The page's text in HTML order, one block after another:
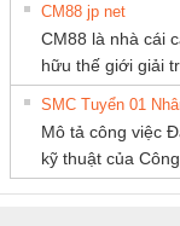
sát chuỗi
tấm pin
16I+
(2502520000)
Bộ
điện
TY CP TỰ
TIẾN
CM88 jp net
CM88 là nhà cái
hữu thế giới giải
SMC Tuyển 01
Mô tả công việc
kỹ thuật của Công